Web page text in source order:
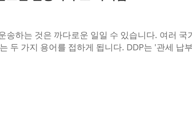
송하는 것은 까다로운 일일 수 있습니다. 여러 국
두 가지 용어를 접하게 됩니다. DDP는 '관세 납
의미하며, DAP는 '지정 장소 인도(Delivered at
우 중요합니다...